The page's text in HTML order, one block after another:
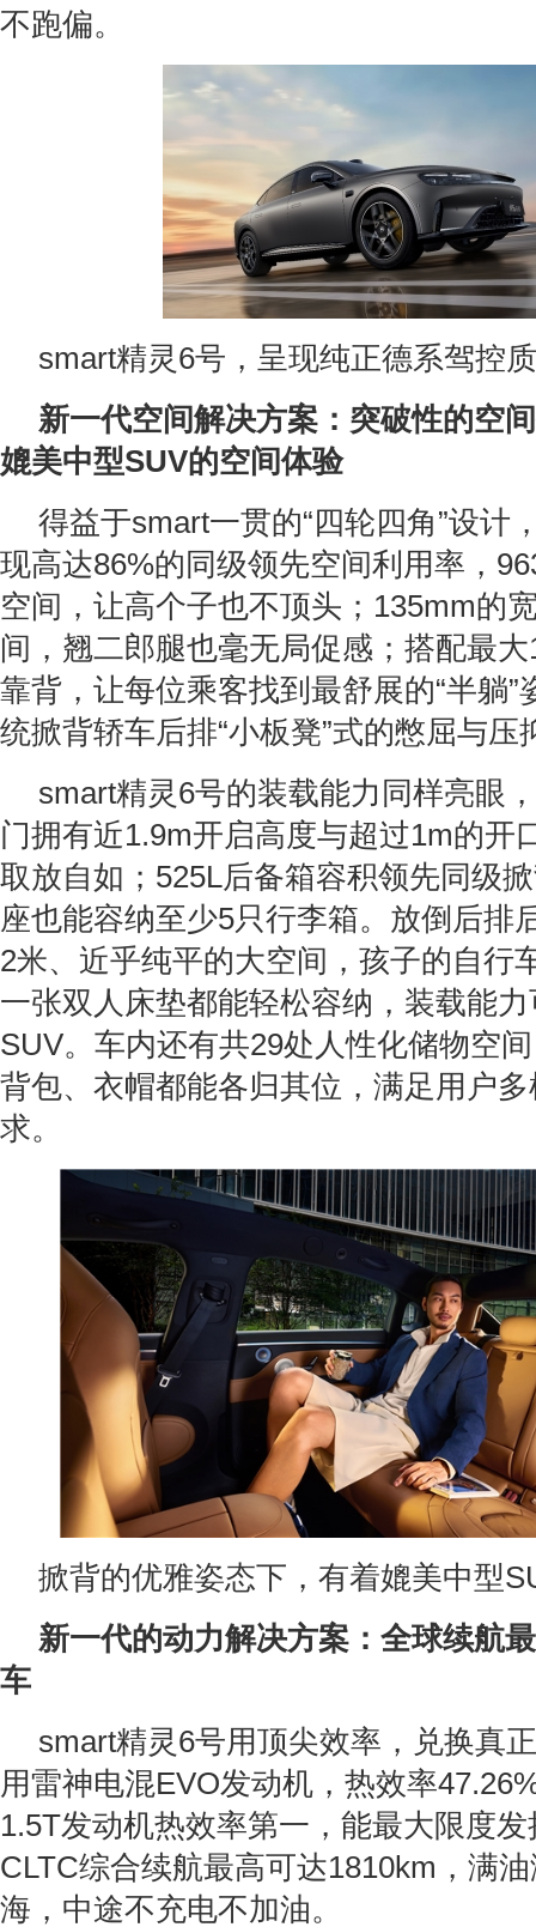
不跑偏。
smart精灵6号，呈现纯正德系驾控
新一代空间解决方案：突破性的空
媲美中型SUV的空间体验
得益于smart一贯的“四轮四角”设计
现高达86%的同级领先空间利用率，
空间，让高个子也不顶头；135mm的
间，翘二郎腿也毫无局促感；搭配最
靠背，让每位乘客找到最舒展的“半躺”
统掀背轿车后排“小板凳”式的憋屈与压
smart精灵6号的装载能力同样亮眼
门拥有近1.9m开启高度与超过1m的开
取放自如；525L后备箱容积领先同级
座也能容纳至少5只行李箱。放倒后排
2米、近乎纯平的大空间，孩子的自行
一张双人床垫都能轻松容纳，装载能
SUV。车内还有共29处人性化储物空
背包、衣帽都能各归其位，满足用户
求。
掀背的优雅姿态下，有着媲美中型
新一代的动力解决方案：全球续航
车
smart精灵6号用顶尖效率，兑换真
用雷神电混EVO发动机，热效率
1.5T发动机热效率第一，能最大限度
CLTC综合续航最高可达1810km，满
海，中途不充电不加油。